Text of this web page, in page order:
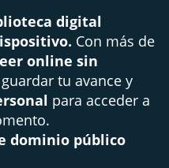
digital
Con más de
online sin
guardar tu avance y
para acceder a
dominio público